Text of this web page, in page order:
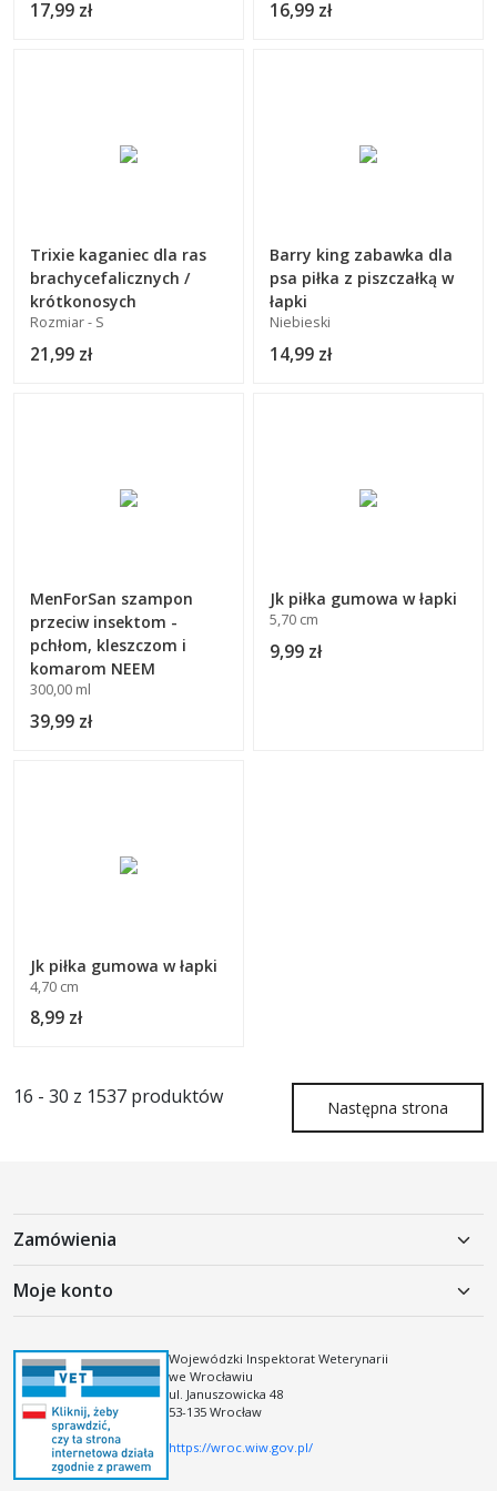
17,99 zł 16,99 zł
Trixie kaganiec dla ras
brachycefalicznych /
krótkonosych
Rozmiar - S
21,99 zł
Barry king zabawka dla
psa piłka z piszczałką w
łapki
Niebieski
14,99 zł
MenForSan szampon
przeciw insektom -
pchłom, kleszczom i
komarom NEEM
300,00 ml
39,99 zł
Jk piłka gumowa w łapki
5,70 cm
9,99 zł
Jk piłka gumowa w łapki
4,70 cm
8,99 zł
16 - 30 z 1537 produktów Następna strona
Zamówienia
Polityka prywatności
Koszty dostawy
Regulamin kodów i kuponów rabatowych
Moje konto
Moje konto
Rejestracja
Logowanie
Wojewódzki Inspektorat Weterynarii
we Wrocławiu
ul. Januszowicka 48
53-135 Wrocław
https://wroc.wiw.gov.pl/